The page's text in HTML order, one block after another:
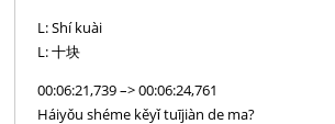
L: Shí kuài
L: 十块
00:06:21,739 –> 00:06:24,761
Háiyǒu shéme kěyǐ tuījiàn de ma?